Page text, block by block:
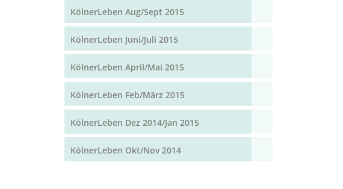
KölnerLeben Aug/Sept 2015
KölnerLeben Juni/Juli 2015
KölnerLeben April/Mai 2015
KölnerLeben Feb/März 2015
KölnerLeben Dez 2014/Jan 2015
KölnerLeben Okt/Nov 2014